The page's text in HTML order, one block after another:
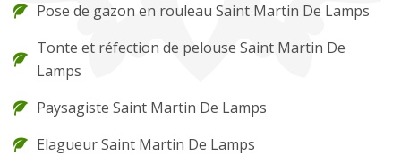
Pose de gazon en rouleau Saint Martin De Lamps
Tonte et réfection de pelouse Saint Martin De
Lamps
Paysagiste Saint Martin De Lamps
Elagueur Saint Martin De Lamps